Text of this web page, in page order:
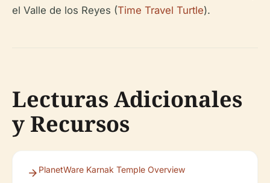
el Valle de los Reyes (Time Travel Turtle).
Lecturas Adicionales
y Recursos
PlanetWare Karnak Temple Overview